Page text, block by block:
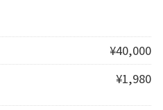
¥40,000
¥1,980